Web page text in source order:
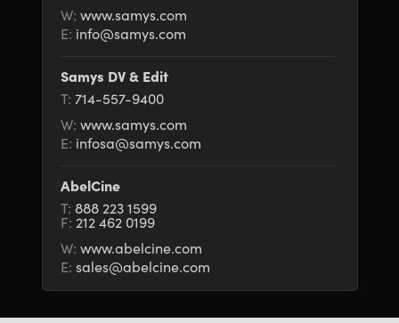
W: www.samys.com
E: info@samys.com
Samys DV & Edit
T: 714-557-9400
W: www.samys.com
E: infosa@samys.com
AbelCine
T: 888 223 1599
F: 212 462 0199
W: www.abelcine.com
E: sales@abelcine.com